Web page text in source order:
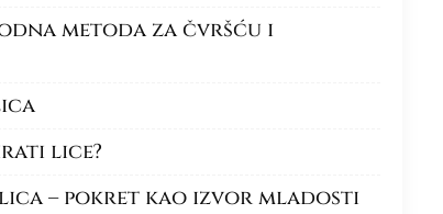
metoda za čvršću i
lice?
lica – pokret kao izvor mladosti